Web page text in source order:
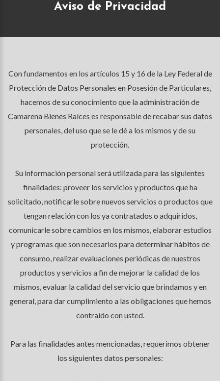
Aviso de Privacidad
Con fundamentos en los artículos 15 y 16 de la Ley Federal de
Protección de Datos Personales en Posesión de Particulares,
hacemos de su conocimiento que la administración de
Camarena Bienes Raíces es responsable de recabar sus datos
personales, del uso que se le dé a los mismos y de su
protección.
Su información personal será utilizada para las siguientes
finalidades: proveer los servicios y productos que ha
solicitado, notificarle sobre nuevos servicios o productos que
tengan relación con los ya contratados o adquiridos,
comunicarle sobre cambios en los mismos, elaborar estudios
y programas que son necesarios para determinar hábitos de
consumo, realizar evaluaciones periódicas de nuestros
productos y servicios a fin de mejorar la calidad de los
mismos, evaluar la calidad del servicio que brindamos y en
general, para dar cumplimiento a las obligaciones que hemos
contraído con usted.
Para las finalidades antes mencionadas, requerimos obtener
los siguientes datos personales: